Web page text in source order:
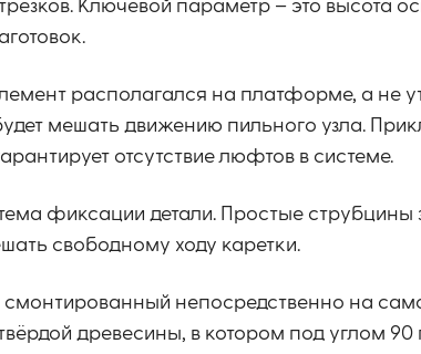
Ключевой параметр – это высота
располагался на платформе, а не
мешать движению пильного узла.
отсутствие люфтов в системе.
фиксации детали. Простые струбцины
свободному ходу каретки.
непосредственно на
древесины, в котором под углом